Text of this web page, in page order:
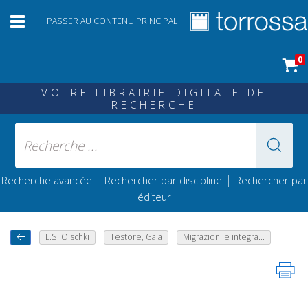
PASSER AU CONTENU PRINCIPAL
0
VOTRE LIBRAIRIE DIGITALE DE
RECHERCHE
Recherche avancée | Rechercher par discipline | Rechercher par
éditeur
L.S. Olschki Testore, Gaia Migrazioni e integra...